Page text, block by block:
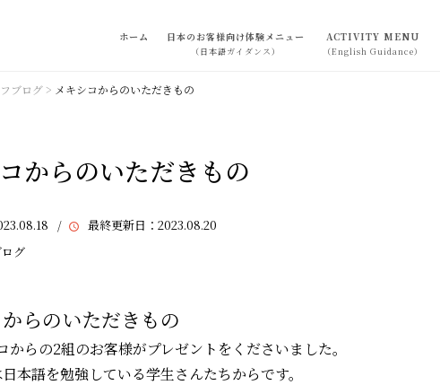
ホーム 日本のお客様向け体験メニュー
（日本語ガイダンス）
ACTIVITY MENU
（English Guidance）
ブログ > メキシコからのいただきもの
からのいただきもの
/ 最終更新日 ：2023.08.20
グ
らのいただきもの
からの2組のお客様がプレゼントをくださいました。
本語を勉強している学生さんたちからです。